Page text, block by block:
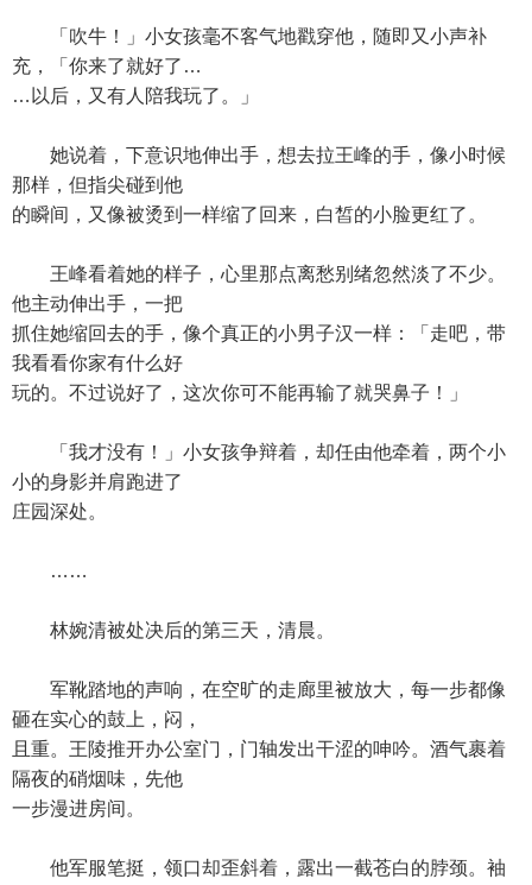
「吹牛！」小女孩毫不客气地戳穿他，随即又小声补
充，「你来了就好了…
…以后，又有人陪我玩了。」
她说着，下意识地伸出手，想去拉王峰的手，像小时候
那样，但指尖碰到他
的瞬间，又像被烫到一样缩了回来，白皙的小脸更红了。
王峰看着她的样子，心里那点离愁别绪忽然淡了不少。
他主动伸出手，一把
抓住她缩回去的手，像个真正的小男子汉一样：「走吧，带
我看看你家有什么好
玩的。不过说好了，这次你可不能再输了就哭鼻子！」
「我才没有！」小女孩争辩着，却任由他牵着，两个小
小的身影并肩跑进了
庄园深处。
……
林婉清被处决后的第三天，清晨。
军靴踏地的声响，在空旷的走廊里被放大，每一步都像
砸在实心的鼓上，闷，
且重。王陵推开办公室门，门轴发出干涩的呻吟。酒气裹着
隔夜的硝烟味，先他
一步漫进房间。
他军服笔挺，领口却歪斜着，露出一截苍白的脖颈。袖